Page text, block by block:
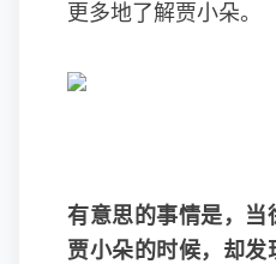
更多地了解贾小朵。
有意思的事情是，当
贾小朵的时候，却